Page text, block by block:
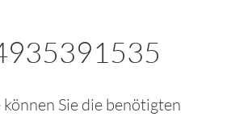
Sie die benötigten